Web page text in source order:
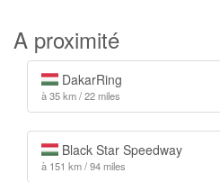
A proximité
DakarRing
à 35 km / 22 miles
Black Star Speedway
à 151 km / 94 miles